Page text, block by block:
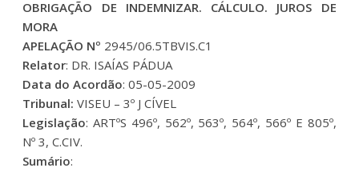
OBRIGAÇÃO DE INDEMNIZAR. CÁLCULO. JUROS DE
MORA
APELAÇÃO Nº 2945/06.5TBVIS.C1
Relator: DR. ISAÍAS PÁDUA
Data do Acordão: 05-05-2009
Tribunal: VISEU – 3º J CÍVEL
Legislação: ARTºS 496º, 562º, 563º, 564º, 566º E 805º,
Nº 3, C.CIV.
Sumário: